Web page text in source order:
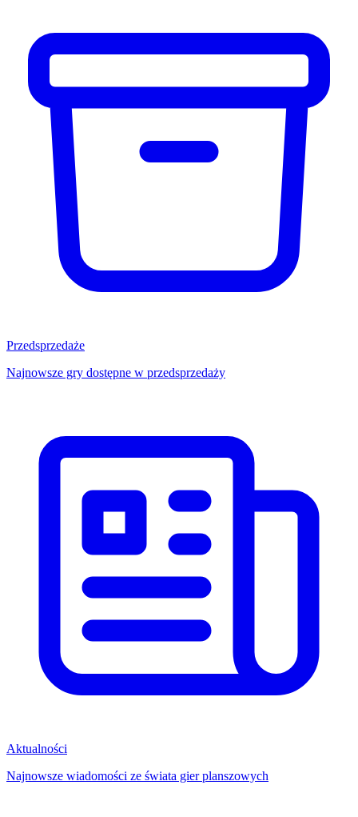
Przedsprzedaże
Najnowsze gry dostępne w przedsprzedaży
Aktualności
Najnowsze wiadomości ze świata gier planszowych